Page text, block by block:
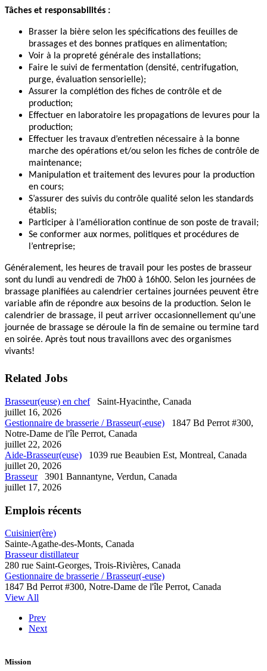
Tâches et responsabilités :
Brasser la bière selon les spécifications des feuilles de
brassages et des bonnes pratiques en alimentation;
Voir à la propreté générale des installations;
Faire le suivi de fermentation (densité, centrifugation,
purge, évaluation sensorielle);
Assurer la complétion des fiches de contrôle et de
production;
Effectuer en laboratoire les propagations de levures pour la
production;
Effectuer les travaux d’entretien nécessaire à la bonne
marche des opérations et/ou selon les fiches de contrôle de
maintenance;
Manipulation et traitement des levures pour la production
en cours;
S’assurer des suivis du contrôle qualité selon les standards
établis;
Participer à l’amélioration continue de son poste de travail;
Se conformer aux normes, politiques et procédures de
l’entreprise;
Généralement, les heures de travail pour les postes de brasseur
sont du lundi au vendredi de 7h00 à 16h00. Selon les journées de
brassage planifiées au calendrier certaines journées peuvent être
variable afin de répondre aux besoins de la production. Selon le
calendrier de brassage, il peut arriver occasionnellement qu’une
journée de brassage se déroule la fin de semaine ou termine tard
en soirée. Après tout nous travaillons avec des organismes
vivants!
Related Jobs
Brasseur(euse) en chef
Saint-Hyacinthe, Canada
juillet 16, 2026
Gestionnaire de brasserie / Brasseur(-euse)
1847 Bd Perrot #300,
Notre-Dame de l'île Perrot, Canada
juillet 22, 2026
Aide-Brasseur(euse)
1039 rue Beaubien Est, Montreal, Canada
juillet 20, 2026
Brasseur
3901 Bannantyne, Verdun, Canada
juillet 17, 2026
Emplois récents
Cuisinier(ère)
Sainte-Agathe-des-Monts, Canada
Brasseur distillateur
280 rue Saint-Georges, Trois-Rivières, Canada
Gestionnaire de brasserie / Brasseur(-euse)
1847 Bd Perrot #300, Notre-Dame de l'île Perrot, Canada
View All
Prev
Next
Mission